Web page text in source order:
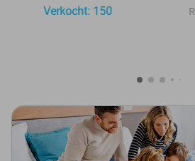
Verkocht: 150